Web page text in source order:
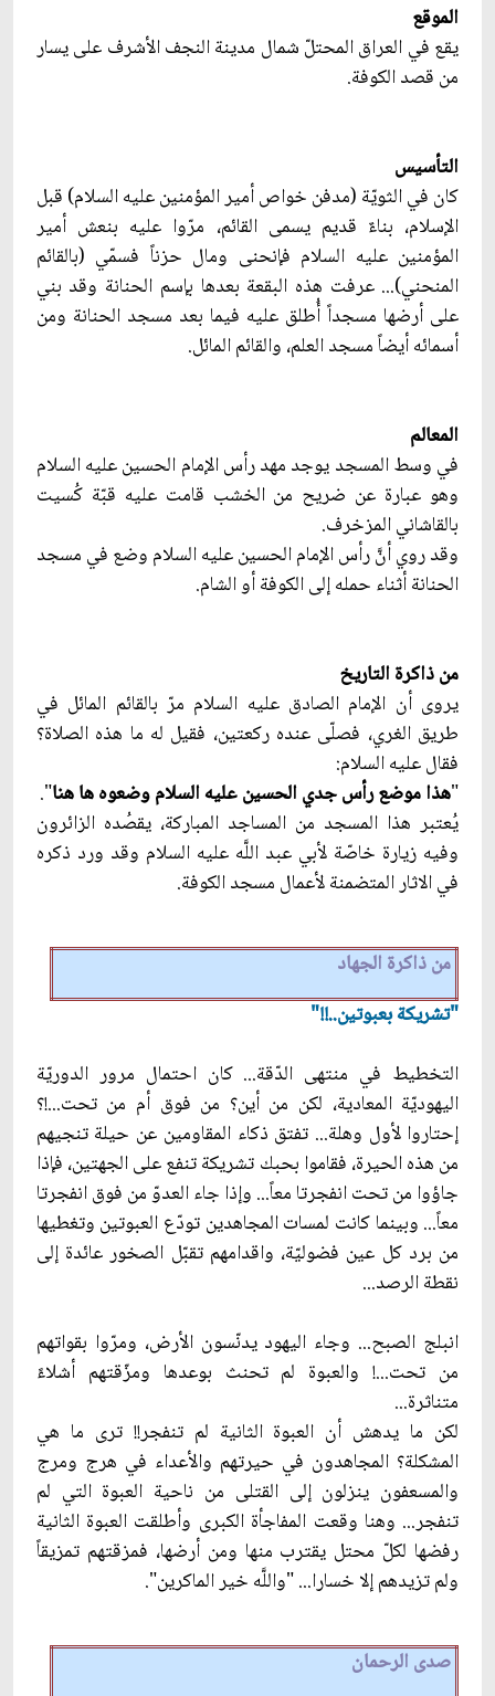
الموقع
يقع في العراق المحتلّ شمال مدينة النجف الأشرف على يسار
من قصد الكوفة.
التأسيس
كان في الثويّة (مدفن خواص أمير المؤمنين عليه السلام) قبل
الإسلام، بناءٌ قديم يسمى القائم، مرّوا عليه بنعش أمير
المؤمنين عليه السلام فإنحنى ومال حزناً فسمّي (بالقائم
المنحني)... عرفت هذه البقعة بعدها بإسم الحنانة وقد بني
على أرضها مسجداً أُطلق عليه فيما بعد مسجد الحنانة ومن
أسمائه أيضاً مسجد العلم، والقائم المائل.
المعالم
في وسط المسجد يوجد مهد رأس الإمام الحسين عليه السلام
وهو عبارة عن ضريح من الخشب قامت عليه قبّة كُسيت
بالقاشاني المزخرف.
وقد روي أنّ‏َ رأس الإمام الحسين عليه السلام وضع في مسجد
الحنانة أثناء حمله إلى الكوفة أو الشام.
من ذاكرة التاريخ
يروى أن الإمام الصادق عليه السلام مرّ بالقائم المائل في
طريق الغري، فصلّى عنده ركعتين، فقيل له ما هذه الصلاة؟
فقال عليه السلام:
"هذا موضع رأس جدي الحسين عليه السلام وضعوه ها هنا".
يُعتبر هذا المسجد من المساجد المباركة، يقصُده الزائرون
وفيه زيارة خاصّة لأبي عبد اللَّه عليه السلام وقد ورد ذكره
في الاثار المتضمنة لأعمال مسجد الكوفة.
من ذاكرة الجهاد
"تشريكة بعبوتين..!!"
التخطيط في منتهى الدّقة... كان احتمال مرور الدوريّة
اليهوديّة المعادية، لكن من أين؟ من فوق أم من تحت...!؟
إحتاروا لأول وهلة... تفتق ذكاء المقاومين عن حيلة تنجيهم
من هذه الحيرة، فقاموا بحبك تشريكة تنفع على الجهتين، فإذا
جاؤوا من تحت انفجرتا معاً... وإذا جاء العدوّ من فوق انفجرتا
معاً... وبينما كانت لمسات المجاهدين تودّع العبوتين وتغطيها
من برد كل عين فضوليّة، واقدامهم تقبّل الصخور عائدة إلى
نقطة الرصد...
انبلج الصبح... وجاء اليهود يدنّسون الأرض، ومرّوا بقواتهم
من تحت...! والعبوة لم تحنث بوعدها ومزّقتهم أشلاءً
متناثرة...
لكن ما يدهش أن العبوة الثانية لم تنفجر!! ترى ما هي
المشكلة؟ المجاهدون في حيرتهم والأعداء في هرج ومرج
والمسعفون ينزلون إلى القتلى من ناحية العبوة التي لم
تنفجر... وهنا وقعت المفاجأة الكبرى وأطلقت العبوة الثانية
رفضها لكلّ محتل يقترب منها ومن أرضها، فمزقتهم تمزيقاً
ولم تزيدهم إلا خسارا... "واللَّه خير الماكرين".
صدى الرحمان